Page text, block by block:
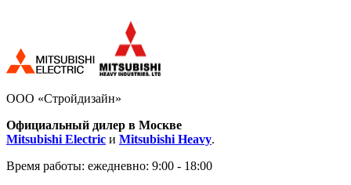
ООО «Стройдизайн»
Официальный дилер в Москве
Mitsubishi Electric и Mitsubishi Heavy.
Время работы: ежедневно: 9:00 - 18:00